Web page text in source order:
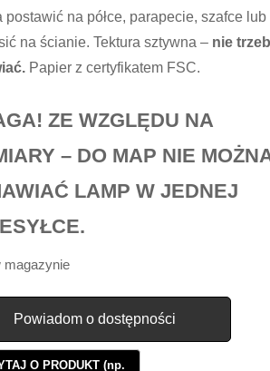
postawić na półce, parapecie, szafce lub
na ścianie. Tektura sztywna – nie
Papier z certyfikatem FSC.
ZE WZGLĘDU NA
– DO MAP NIE
LAMP W JEDNEJ
magazynie
Powiadom o dostępności